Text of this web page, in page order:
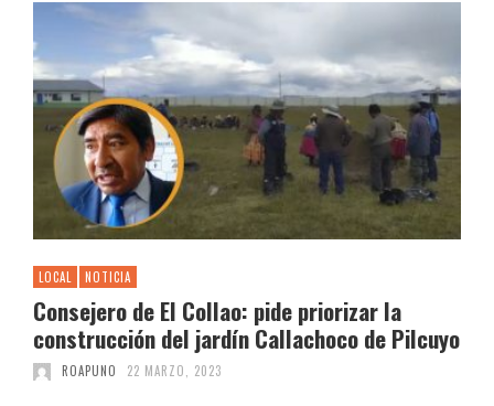
LOCAL NOTICIA
Consejero de El Collao: pide priorizar la
construcción del jardín Callachoco de Pilcuyo
ROAPUNO 22 MARZO, 2023